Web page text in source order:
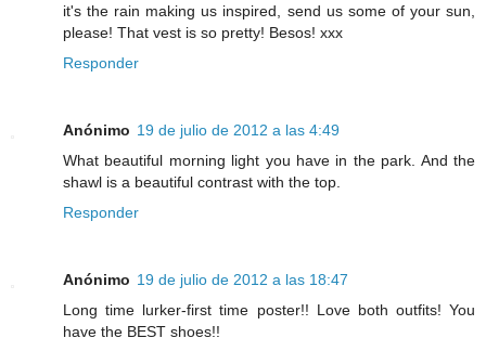
it's the rain making us inspired, send us some of your sun,
please! That vest is so pretty! Besos! xxx
Responder
Anónimo 19 de julio de 2012 a las 4:49
What beautiful morning light you have in the park. And the
shawl is a beautiful contrast with the top.
Responder
Anónimo 19 de julio de 2012 a las 18:47
Long time lurker-first time poster!! Love both outfits! You
have the BEST shoes!!